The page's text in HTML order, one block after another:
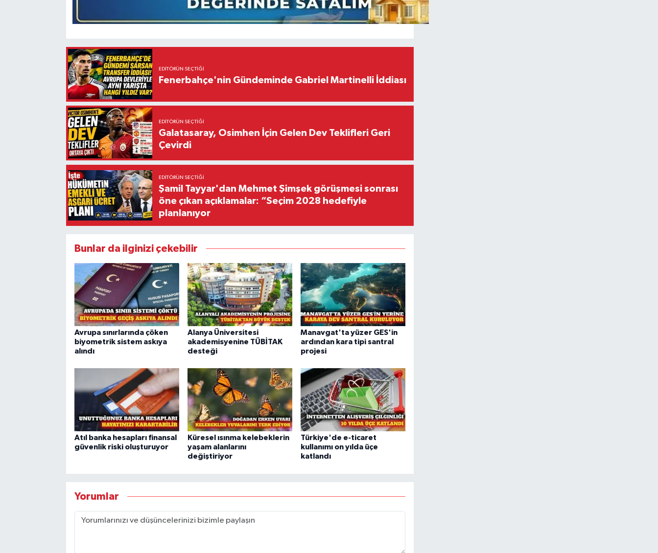
EDITÖRÜN SEÇTIĞI
Fenerbahçe'nin Gündeminde Gabriel Martinelli İddiası
EDITÖRÜN SEÇTIĞI
Galatasaray, Osimhen İçin Gelen Dev Teklifleri Geri
Çevirdi
EDITÖRÜN SEÇTIĞI
Şamil Tayyar'dan Mehmet Şimşek görüşmesi sonrası
öne çıkan açıklamalar: “Seçim 2028 hedefiyle
planlanıyor
Bunlar da ilginizi çekebilir
Avrupa sınırlarında çöken
biyometrik sistem askıya
alındı
Alanya Üniversitesi
akademisyenine TÜBİTAK
desteği
Manavgat'ta yüzer GES'in
ardından kara tipi santral
projesi
Atıl banka hesapları finansal
güvenlik riski oluşturuyor
Küresel ısınma kelebeklerin
yaşam alanlarını
değiştiriyor
Türkiye'de e-ticaret
kullanımı on yılda üçe
katlandı
Yorumlar